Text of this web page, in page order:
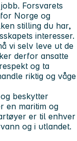
Forsvarets
Norge og
stilling du har,
interesser.
vi selv leve ut de
derfor ansatte
og ta
riktig og våge
beskytter
en maritim og
er til enhver
og i utlandet.